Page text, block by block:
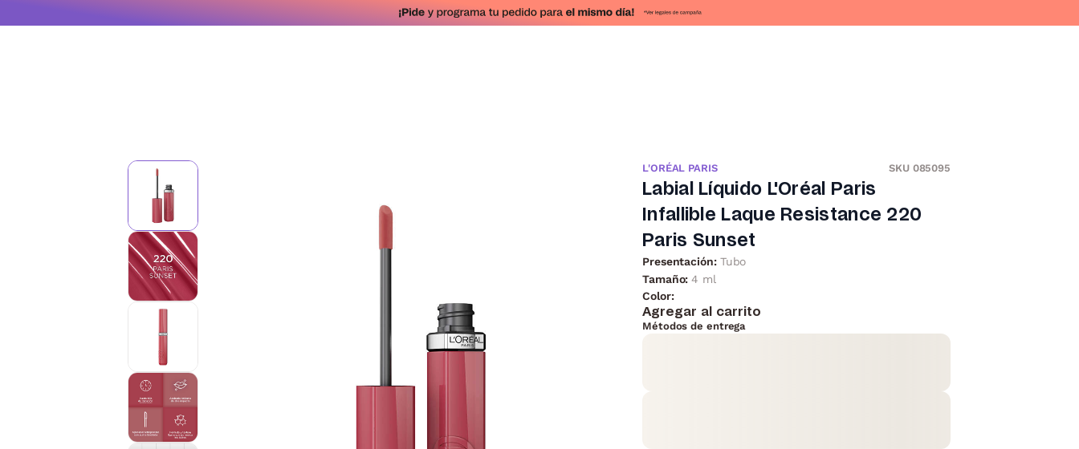
L'ORÉAL PARIS SKU 085095
Labial Líquido L'Oréal Paris
Infallible Laque Resistance 220
Paris Sunset
Presentación: Tubo
Tamaño:4 ml
Color:
Agregar al carrito
Métodos de entrega